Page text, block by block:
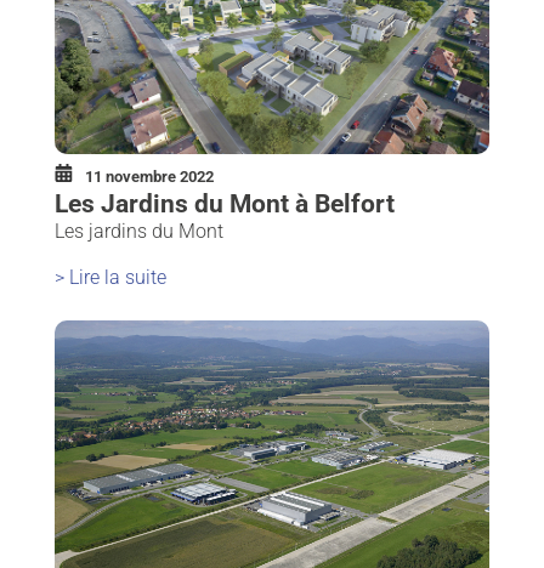
11 novembre 2022
Les Jardins du Mont à Belfort
Les jardins du Mont
> Lire la suite